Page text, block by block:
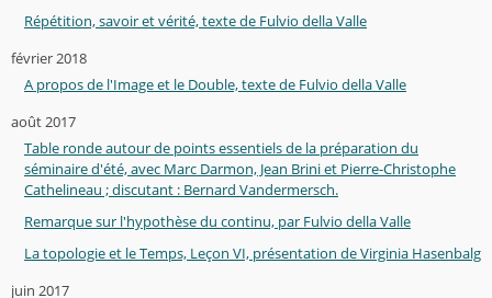
Répétition, savoir et vérité, texte de Fulvio della Valle
février 2018
A propos de l'Image et le Double, texte de Fulvio della Valle
août 2017
Table ronde autour de points essentiels de la préparation du
séminaire d'été, avec Marc Darmon, Jean Brini et Pierre-Christophe
Cathelineau ; discutant : Bernard Vandermersch.
Remarque sur l'hypothèse du continu, par Fulvio della Valle
La topologie et le Temps, Leçon VI, présentation de Virginia Hasenbalg
juin 2017